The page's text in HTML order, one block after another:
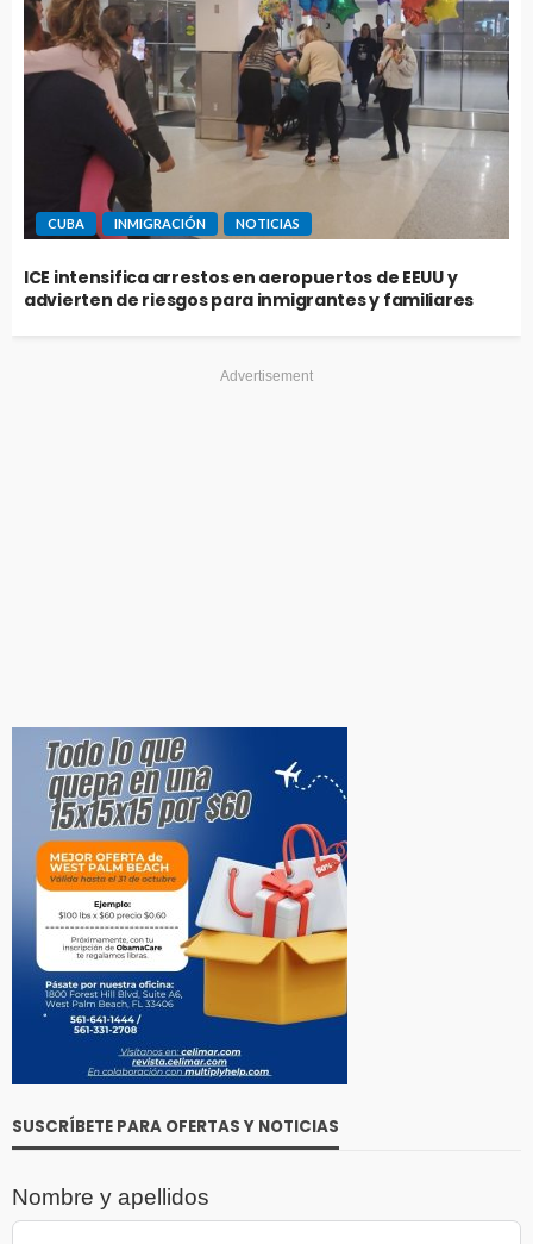
CUBA INMIGRACIÓN NOTICIAS
ICE intensifica arrestos en aeropuertos de EEUU y
advierten de riesgos para inmigrantes y familiares
Advertisement
SUSCRÍBETE PARA OFERTAS Y NOTICIAS
Nombre y apellidos